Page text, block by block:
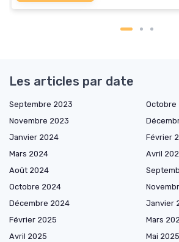
Les articles par date
Septembre 2023
Octobre
Novembre 2023
Janvier 2024
Février
Mars 2024
Avril
Août 2024
Octobre 2024
Décembre 2024
Janvier
Février 2025
Mars
Avril 2025
Mai 2025